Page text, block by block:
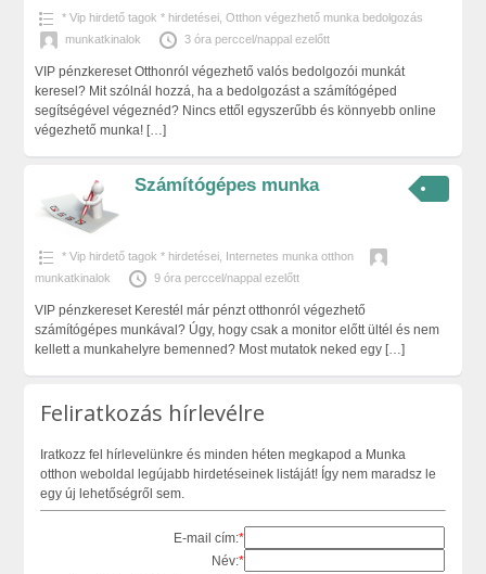
* Vip hirdető tagok * hirdetései, Otthon végezhető munka bedolgozás
munkatkinalok
3 óra perccel/nappal ezelőtt
VIP pénzkereset Otthonról végezhető valós bedolgozói munkát
keresel? Mit szólnál hozzá, ha a bedolgozást a számítógéped
segítségével végeznéd? Nincs ettől egyszerűbb és könnyebb online
végezhető munka! […]
Számítógépes munka
* Vip hirdető tagok * hirdetései, Internetes munka otthon
munkatkinalok
9 óra perccel/nappal ezelőtt
VIP pénzkereset Kerestél már pénzt otthonról végezhető
számítógépes munkával? Úgy, hogy csak a monitor előtt ültél és nem
kellett a munkahelyre bemenned? Most mutatok neked egy […]
Feliratkozás hírlevélre
Iratkozz fel hírlevelünkre és minden héten megkapod a Munka
otthon weboldal legújabb hirdetéseinek listáját! Így nem maradsz le
egy új lehetőségről sem.
E-mail cím:*
Név:*